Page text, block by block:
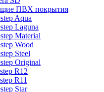
ПВХ покрытия
Aqua
Laguna
Material
Wood
Steel
Original
R12
R11
Star